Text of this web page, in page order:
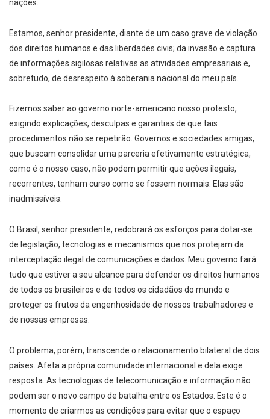
nações.
Estamos, senhor presidente, diante de um caso grave de violação
dos direitos humanos e das liberdades civis; da invasão e captura
de informações sigilosas relativas as atividades empresariais e,
sobretudo, de desrespeito à soberania nacional do meu país.
Fizemos saber ao governo norte-americano nosso protesto,
exigindo explicações, desculpas e garantias de que tais
procedimentos não se repetirão. Governos e sociedades amigas,
que buscam consolidar uma parceria efetivamente estratégica,
como é o nosso caso, não podem permitir que ações ilegais,
recorrentes, tenham curso como se fossem normais. Elas são
inadmissíveis.
O Brasil, senhor presidente, redobrará os esforços para dotar-se
de legislação, tecnologias e mecanismos que nos protejam da
interceptação ilegal de comunicações e dados. Meu governo fará
tudo que estiver a seu alcance para defender os direitos humanos
de todos os brasileiros e de todos os cidadãos do mundo e
proteger os frutos da engenhosidade de nossos trabalhadores e
de nossas empresas.
O problema, porém, transcende o relacionamento bilateral de dois
países. Afeta a própria comunidade internacional e dela exige
resposta. As tecnologias de telecomunicação e informação não
podem ser o novo campo de batalha entre os Estados. Este é o
momento de criarmos as condições para evitar que o espaço